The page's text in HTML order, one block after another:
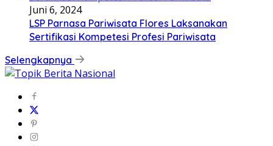
Juni 6, 2024
LSP Parnasa Pariwisata Flores Laksanakan
Sertifikasi Kompetesi Profesi Pariwisata
Selengkapnya